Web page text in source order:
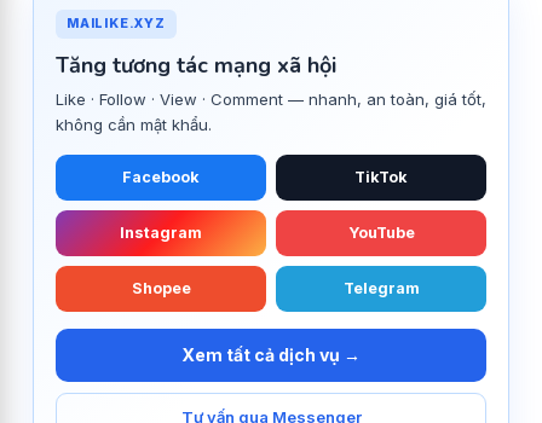
MAILIKE.XYZ
Tăng tương tác mạng xã hội
Like · Follow · View · Comment — nhanh, an toàn, giá tốt,
không cần mật khẩu.
Facebook TikTok
Instagram YouTube
Shopee Telegram
Xem tất cả dịch vụ →
Tư vấn qua Messenger